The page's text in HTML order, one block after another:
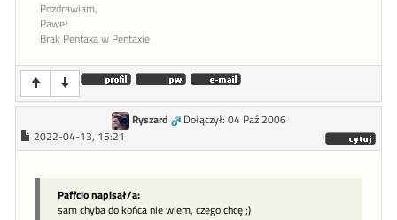
Pozdrawiam,
Paweł
Brak Pentaxa w Pentaxie
Ryszard
Dołączył: 04 Paź 2006
2022-04-13, 15:21
Paffcio napisał/a:
sam chyba do końca nie wiem, czego chcę ;)